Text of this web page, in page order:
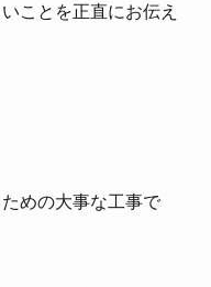
ことを正直にお伝え
めの大事な工事で